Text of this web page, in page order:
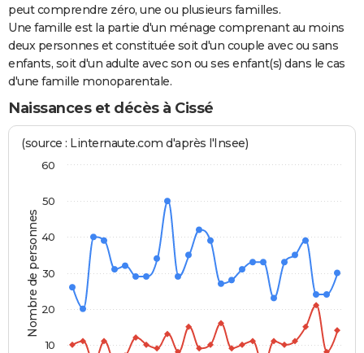
peut comprendre zéro, une ou plusieurs familles.
Une famille est la partie d'un ménage comprenant au moins
deux personnes et constituée soit d'un couple avec ou sans
enfants, soit d'un adulte avec son ou ses enfant(s) dans le cas
d'une famille monoparentale.
Naissances et décès à Cissé
Nombre de personnes
(source : Linternaute.com d'après l'Insee)
10
20
30
40
50
60